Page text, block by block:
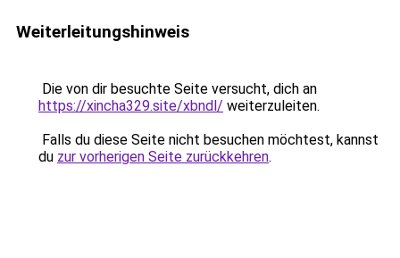
Weiterleitungshinweis
Die von dir besuchte Seite versucht, dich an
https://xincha329.site/xbndl/ weiterzuleiten.
Falls du diese Seite nicht besuchen möchtest, kannst
du zur vorherigen Seite zurückkehren.